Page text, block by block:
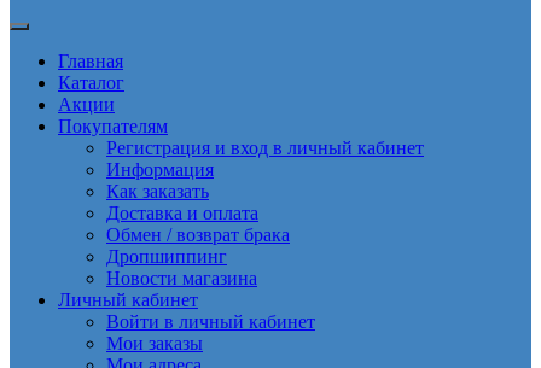
Главная
Каталог
Акции
Покупателям
Регистрация и вход в личный кабинет
Информация
Как заказать
Доставка и оплата
Обмен / возврат брака
Дропшиппинг
Новости магазина
Личный кабинет
Войти в личный кабинет
Мои заказы